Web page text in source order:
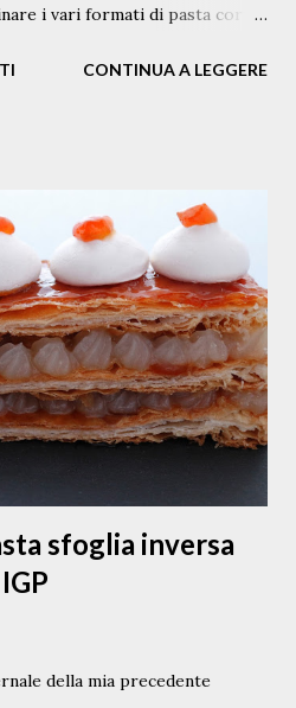
i vari formati di pasta corta,
un sapore del passato mai più
tubetti rigati , ma questo
ideale tra passato e futuro,
e la mozzarella. Come
i tubetti rigati, un formato di
che per gustarlo occorre il
pasta che condimento ad ogni
Marzano, dal sapore antico,
per...
CONTINUA A LEGGERE
sfoglia inversa
della mia precedente